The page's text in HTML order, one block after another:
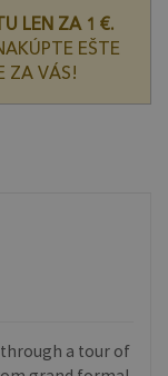
LEN ZA 1 €.
EŠTE
ZA VÁS!
a tour of